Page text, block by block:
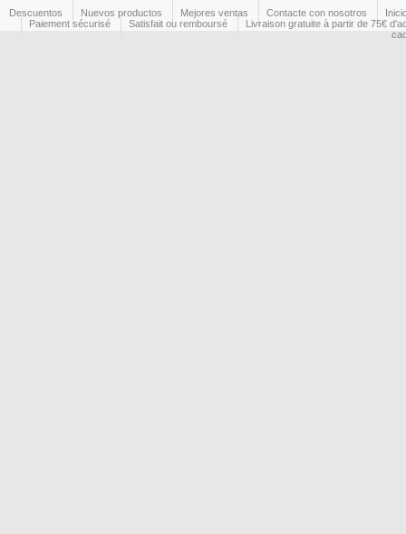
Descuentos Nuevos productos Mejores ventas Contacte con nosotros
Paiement sécurisé
Satisfait ou remboursé
Livraison gratuite à partir de 75€